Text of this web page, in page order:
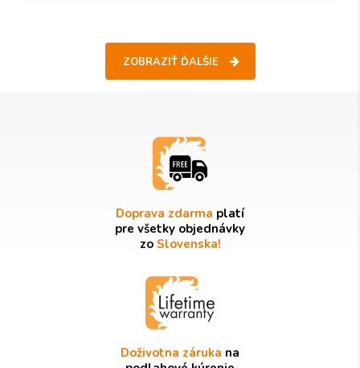
ZOBRAZIŤ ĎALŠIE
Doprava zdarma platí
pre všetky objednávky
zo Slovenska!
Doživotna záruka na